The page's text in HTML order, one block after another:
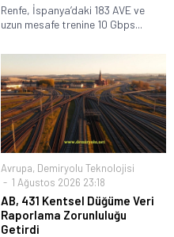
Renfe, İspanya’daki 183 AVE ve
uzun mesafe trenine 10 Gbps...
Avrupa, Demiryolu Teknolojisi
1 Ağustos 2026 23:18
AB, 431 Kentsel Düğüme Veri
Raporlama Zorunluluğu
Getirdi